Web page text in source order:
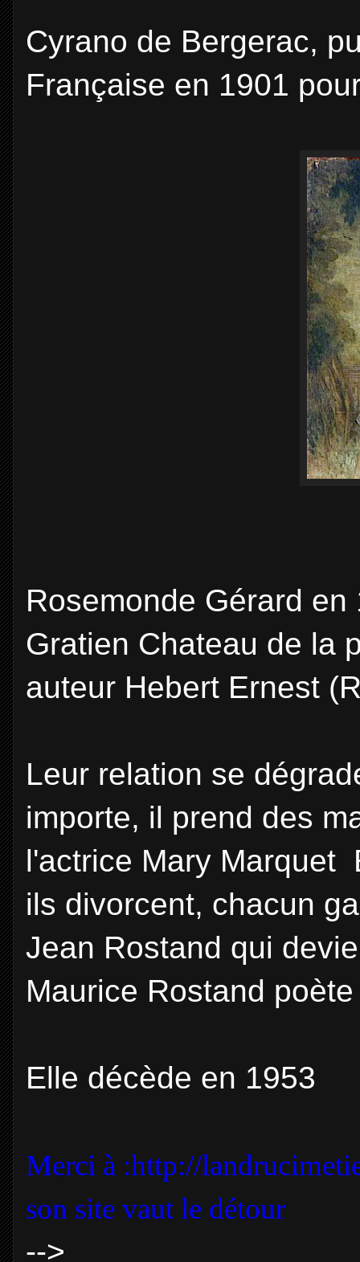
Cyrano de Bergerac,
Française en 1901
Rosemonde Gérard
Gratien Chateau de la
auteur Hebert Ernest
Leur relation se
importe, il prend des
l'actrice Mary Marquet
ils divorcent, chacun
Jean Rostand qui
Maurice Rostand
Elle décède en 1953
Merci à :http://
son site vaut le détour
-->